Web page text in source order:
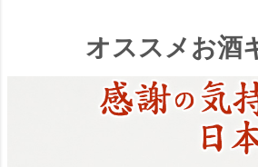
オススメお酒